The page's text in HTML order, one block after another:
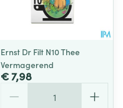
Ernst Dr Filt N10 Thee
Vermagerend
€ 7,98